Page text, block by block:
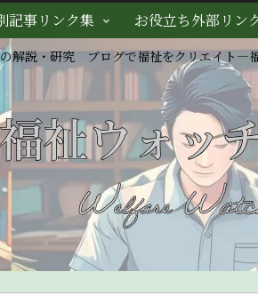
解説・研究 ブログで福祉をクリエイト―
記事リンク集 お役立ち外部リン